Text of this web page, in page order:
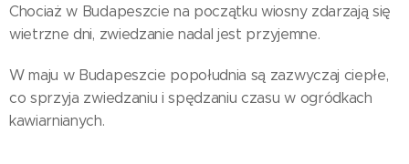
Chociaż w Budapeszcie na początku wiosny zdarzają się
wietrzne dni, zwiedzanie nadal jest przyjemne.
W maju w Budapeszcie popołudnia są zazwyczaj ciepłe,
co sprzyja zwiedzaniu i spędzaniu czasu w ogródkach
kawiarnianych.